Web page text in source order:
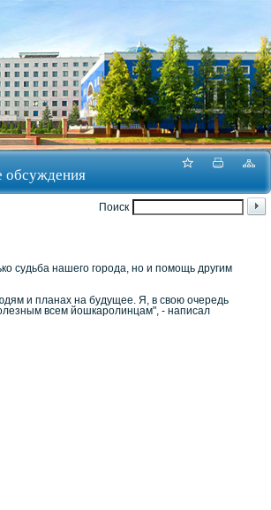
обсуждения
Поиск
судьба нашего города, но и помощь другим
и планах на будущее. Я, в свою очередь
всем йошкаролинцам", - написал